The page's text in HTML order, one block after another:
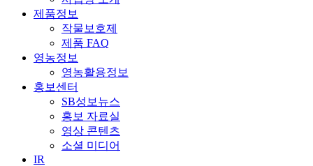
제품정보
작물보호제
제품 FAQ
영농정보
영농활용정보
홍보센터
SB성보뉴스
홍보 자료실
영상 콘텐츠
소셜 미디어
IR